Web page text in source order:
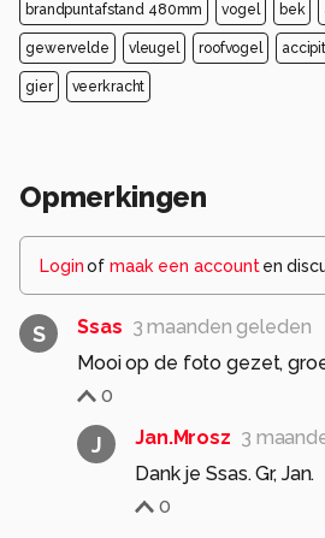
brandpuntafstand 480mm vogel bek
gewervelde vleugel roofvogel
gier veerkracht
Opmerkingen
Loginof maak een account en
S Ssas 3 maanden geleden
Mooi op de foto gezet,
0
J Jan.Mrosz 3
Dank je Ssas. Gr, Jan.
0